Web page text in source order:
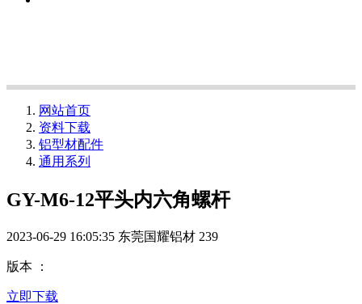
网站首页
资料下载
铝型材配件
通用系列
GY-M6-12平头内六角螺杆
2023-06-29 16:05:35 东莞国耀铝材 239
版本 ：
立即下载